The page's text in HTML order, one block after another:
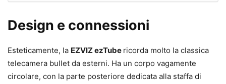
Design e connessioni
Esteticamente, la EZVIZ ezTube ricorda molto la classica
telecamera bullet da esterni. Ha un corpo vagamente
circolare, con la parte posteriore dedicata alla staffa di